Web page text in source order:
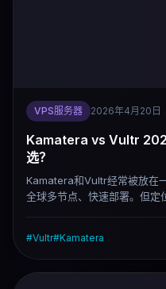
VPS服务器 2026年4月20日
Kamatera vs Vultr
选？
Kamatera和Vultr经常被放在
全球多节点、快速部署。但定
#Vultr#Kamatera